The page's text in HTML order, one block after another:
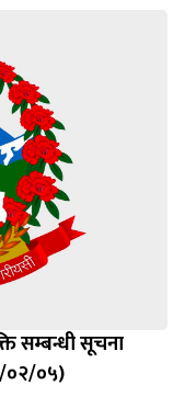
सम्बन्धी सूचना
०२/०५)